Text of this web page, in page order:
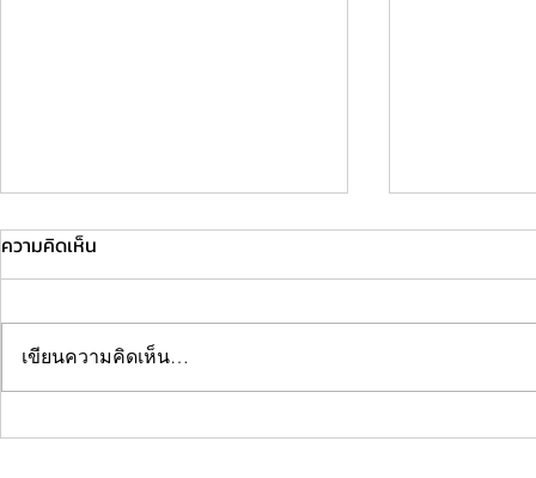
สวัสดิการเงินอุดหนุนเด็กเล็ก
สวัสดิการเงิ
ความคิดเห็น
เขียนความคิดเห็น…